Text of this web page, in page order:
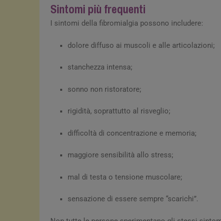
Sintomi più frequenti
I sintomi della fibromialgia possono includere:
dolore diffuso ai muscoli e alle articolazioni;
stanchezza intensa;
sonno non ristoratore;
rigidità, soprattutto al risveglio;
difficoltà di concentrazione e memoria;
maggiore sensibilità allo stress;
mal di testa o tensione muscolare;
sensazione di essere sempre “scarichi”.